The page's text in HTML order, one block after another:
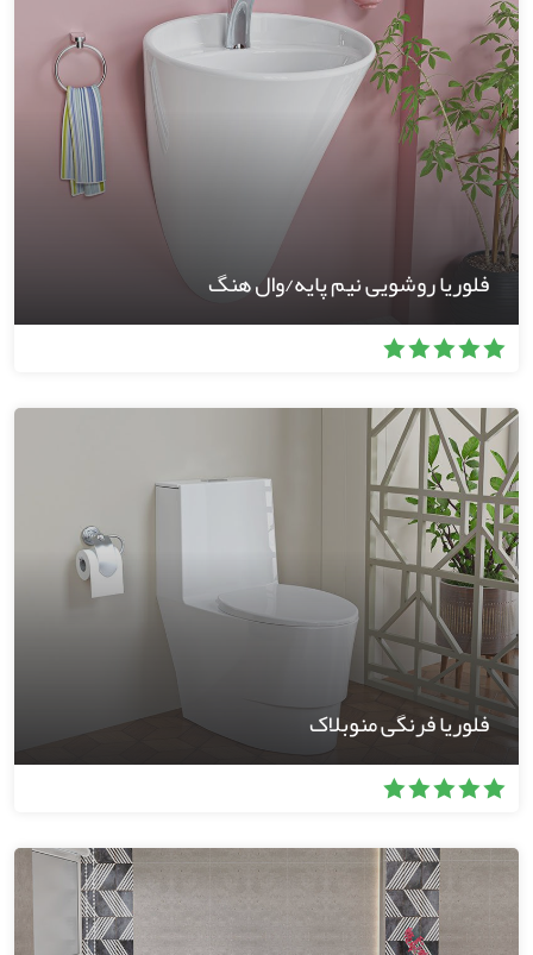
فلوریا روشویی نیم پایه/وال هنگ
فلوریا فرنگی منوبلاک